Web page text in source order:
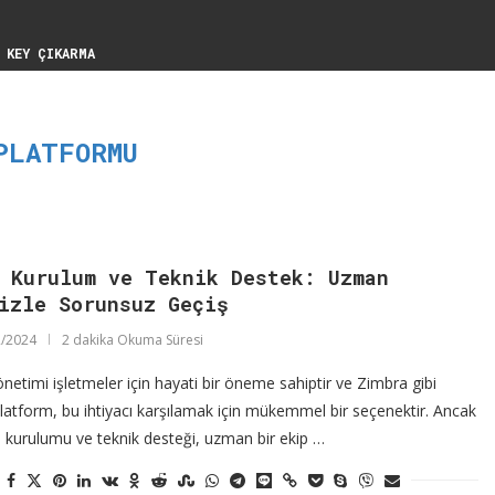
ÇIKARMA
Kurulum ve Teknik Destek: Uzman
Sorunsuz Geçiş
2024 2 dakika Okuma Süresi
işletmeler için hayati bir öneme sahiptir ve Zimbra gibi
bu ihtiyacı karşılamak için mükemmel bir seçenektir. Ancak
kurulumu ve teknik desteği, uzman bir ekip …